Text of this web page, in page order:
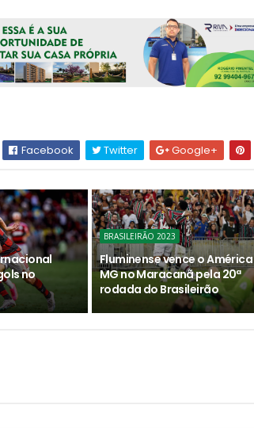
Facebook Twitter Google+
no
BRASILEIRÃO 2023
Fluminense vence o América
MG no Maracanã pela 20ª
rodada do Brasileirão